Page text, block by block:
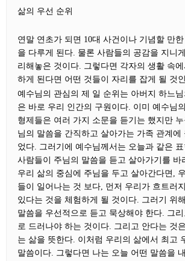
삶의 우선 순위
연말 연초가 되면 10대 사건이나 기념할 만
을 다루게 된다. 물론 사람들의 공감을 지니
리해놓은 것이다. 그렇다면 각자의 생활 속
하게 된다면 어떤 것들이 자리를 잡게 될 것
예수님의 관심의 제 일 순위는 아버지 하느
은 바로 우리 인간의 구원이다. 이미 예수님
형제들은 여러 가지 소문을 듣기는 했지만
님의 말씀을 간직하고 살아가는 가족 관계에
었다. 그러기에 예수님께서는 오늘과 같은
사람들이 주님의 말씀을 듣고 살아가기를 바
우리 삶의 중심에 주님을 두고 살아간다면,
들이 일어나는 것 보다, 먼저 우리가 흐트러
있다는 것을 체험하게 될 것이다. 그러기 위
말씀을 우선적으로 듣고 묵상해야 한다. 그
로 드러나야 하는 것이다. 그리고 안다는 것
는 삶을 뜻한다. 이처럼 우리의 삶에서 최고
말씀이다. 그렇다면 나는 오늘 어떤 말씀을